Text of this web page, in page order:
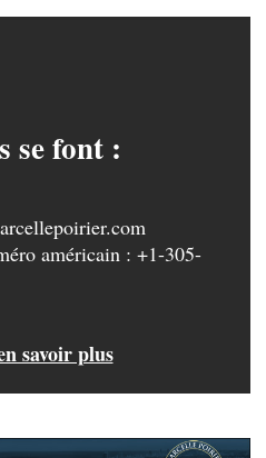
se font :
américain : +1-305-
savoir plus